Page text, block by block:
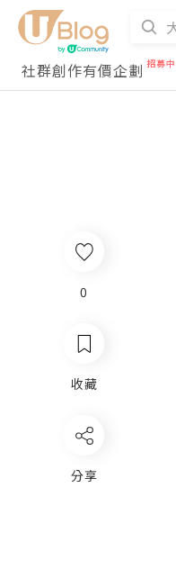
社群創作有價企劃
0
收藏
分享